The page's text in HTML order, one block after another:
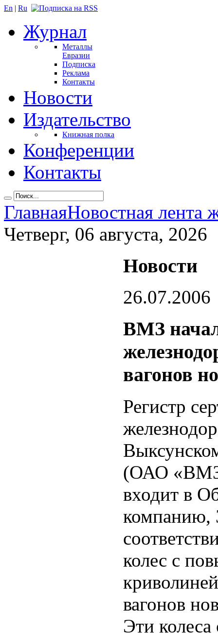
En | Ru
Журнал
Металлы
Евразии
Подписка
Реклама
Контакты
Новости
Издательство
Книжная полка
Конференции
Контакты
ГлавнаяНовостная лента
Четверг, 06 августа, 2026
Новости
26.07.2006
ВМЗ
вагонов
Регистр
(ОАО
входит в
компанию,
колес с
вагонов
Эти